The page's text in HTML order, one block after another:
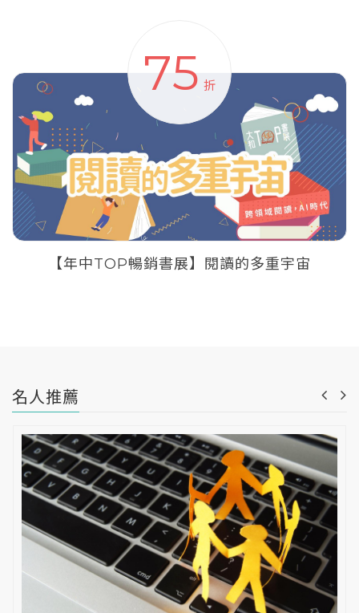
75 折
【年中TOP暢銷書展】閱讀的多重宇宙
名人推薦